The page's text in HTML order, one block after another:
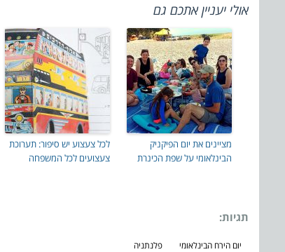
אולי יעניין אתכם גם
מציינים את יום הפיקניק
הבינלאומי על שפת הכינרת
לכל צעצוע יש סיפור: תערוכת
צעצועים לכל המשפחה
תגיות:
יום הירח הבינלאומי פלנתניה